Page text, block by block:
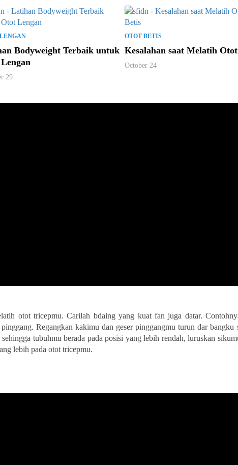
Bodyweight Terbaik untuk
29
OTOT BETIS
Kesalahan saat Melatih
October 24
otot tricepmu. Carilah bdaing yang kuat fan juga datar.
Regangkan kakimu dan geser pinggangmu turun dar bangku
tubuhmu berada pada posisi yang lebih rendah, luruskan
lebih pada otot tricepmu.